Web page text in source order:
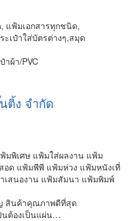
แฟ้มเอกสารทุกชนิด,
เป๋าใส่บัตรต่างๆ,สมุด
าผ้า/PVC
ติ้ง จำกัด
มพิเศษ แฟ้มใส่ผลงาน แฟ้ม
อด แฟ้มพีพี แฟ้มห่วง แฟ้มหนังเที่
เสนองาน แฟ้มสัมนา แฟ้มพิมพ์
สินค้าคุณภาพดีที่สุด
นต้องเป็นแผ่น…